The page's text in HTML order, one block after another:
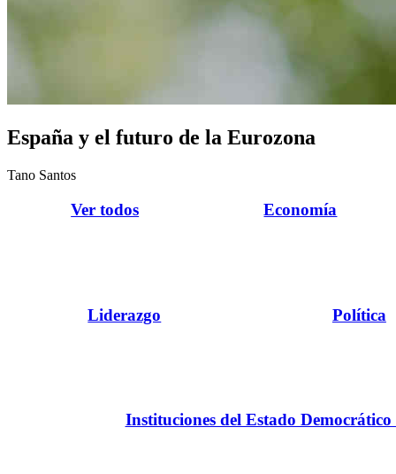
España y el futuro de la Eurozona
Tano Santos
Ver todos Economía
Liderazgo Política
Instituciones del Estado Democrático